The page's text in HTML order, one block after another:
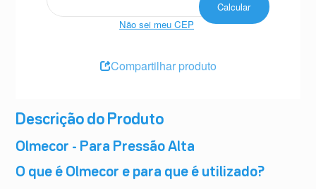
Descrição do Produto
Olmecor - Para Pressão Alta
O que é Olmecor e para que é utilizado?
Não sei meu CEP
Compartilhar produto